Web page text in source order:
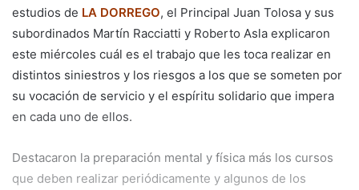
estudios de LA DORREGO, el Principal Juan Tolosa y sus
subordinados Martín Racciatti y Roberto Asla explicaron
este miércoles cuál es el trabajo que les toca realizar en
distintos siniestros y los riesgos a los que se someten por
su vocación de servicio y el espíritu solidario que impera
en cada uno de ellos.
Destacaron la preparación mental y física más los cursos
que deben realizar periódicamente y algunos de los